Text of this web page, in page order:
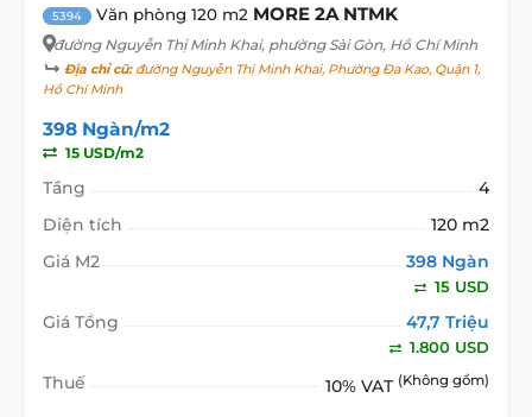
5394 Văn phòng 120 m2 MORE 2A NTMK
đường Nguyễn Thị Minh Khai, phường Sài Gòn, Hồ Chí Minh
Địa chỉ cũ:đường Nguyễn Thị Minh Khai, Phường Đa Kao, Quận 1,
Hồ Chí Minh
398 Ngàn/m2
15 USD/m2
Tầng
4
Diện tích
120 m2
Giá M2
398 Ngàn
15 USD
Giá Tổng 47,7 Triệu
1.800 USD
Thuế 10% VAT (Không gồm)